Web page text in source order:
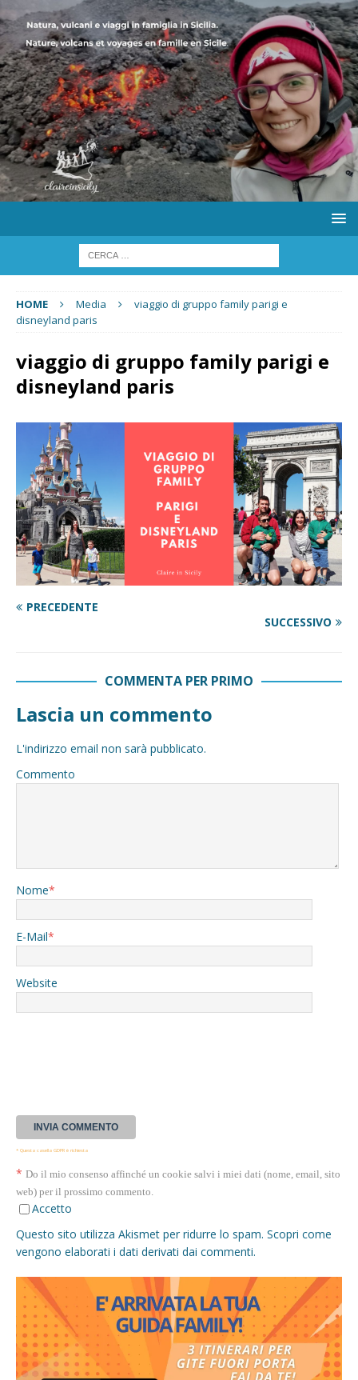
HOME Media
viaggio di gruppo family parigi e
disneyland paris
viaggio di gruppo family parigi e
disneyland paris
PRECEDENTE
SUCCESSIVO
COMMENTA PER PRIMO
Lascia un commento
L'indirizzo email non sarà pubblicato.
Commento
Nome*
E-Mail*
Website
* Questa casella GDPR è richiesta
* Do il mio consenso affinché un cookie salvi i miei dati (nome, email, sito
web) per il prossimo commento.
Accetto
Questo sito utilizza Akismet per ridurre lo spam. Scopri come
vengono elaborati i dati derivati dai commenti.